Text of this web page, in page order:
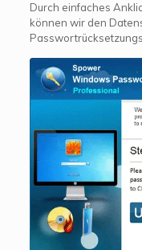
Durch einfaches
können wir den